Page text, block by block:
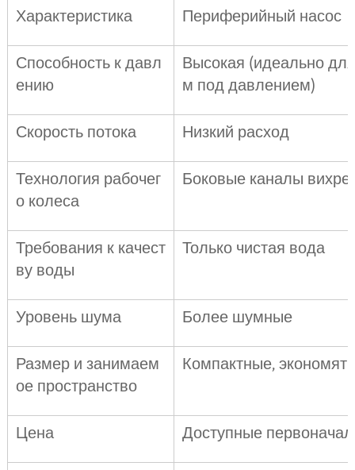
Характеристика Периферийный насос
Способность к давл
ению
Высокая (идеально
м под давлением)
Скорость потока Низкий расход
Технология рабочег
о колеса
Боковые каналы
Требования к качест
ву воды
Только чистая вода
Уровень шума Более шумные
Размер и занимаем
ое пространство
Компактные, экономят
Цена Доступные